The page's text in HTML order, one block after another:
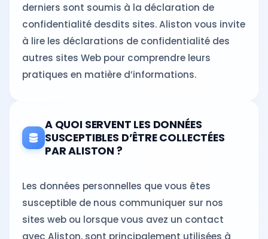
derniers sont soumis à la déclaration de
confidentialité desdits sites. Aliston vous invite
à lire les déclarations de confidentialité des
autres sites Web pour comprendre leurs
pratiques en matière d’informations.
A QUOI SERVENT LES DONNÉES
SUSCEPTIBLES D’ÊTRE COLLECTÉES
PAR ALISTON ?
Les données personnelles que vous êtes
susceptible de nous communiquer sur nos
sites web ou lorsque vous avez un contact
avec Aliston, sont principalement utilisées à